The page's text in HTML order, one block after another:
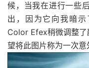
候，当我在进行一些
出，因为它向我暗
Color Efex稍微调整了
望将此图片称为一次意